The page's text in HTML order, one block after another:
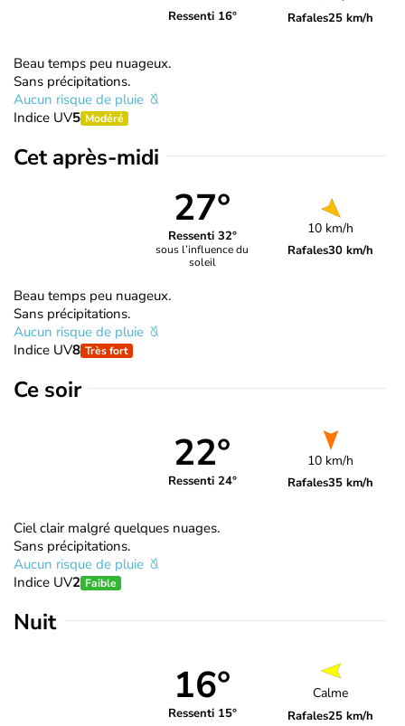
Ressenti 16° Rafales25 km/h
Beau temps peu nuageux.
Sans précipitations.
Aucun risque de pluie
Indice UV5 Modéré
Cet après-midi
27°
Ressenti 32°
sous l’influence du
soleil
10 km/h
Rafales30 km/h
Beau temps peu nuageux.
Sans précipitations.
Aucun risque de pluie
Indice UV8 Très fort
Ce soir
22°
Ressenti 24°
10 km/h
Rafales35 km/h
Ciel clair malgré quelques nuages.
Sans précipitations.
Aucun risque de pluie
Indice UV2 Faible
Nuit
16°
Ressenti 15°
Calme
Rafales25 km/h